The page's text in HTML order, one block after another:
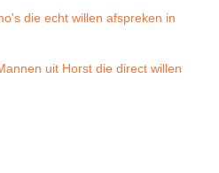
die echt willen afspreken in
uit Horst die direct willen